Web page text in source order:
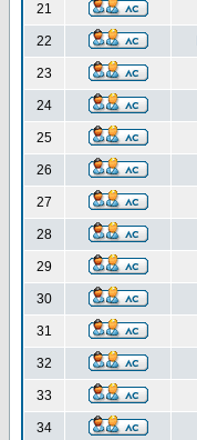
21
22
23
24
25
26
27
28
29
30
31
32
33
34